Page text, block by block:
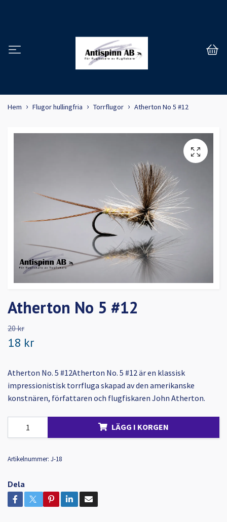
Hem Flugor hullingfria Torrflugor Atherton No 5 #12
Atherton No 5 #12
20 kr
18 kr
Atherton No. 5 #12Atherton No. 5 #12 är en klassisk
impressionistisk torrfluga skapad av den amerikanske
konstnären, författaren och flugfiskaren John Atherton.
LÄGG I KORGEN
Artikelnummer: J-18
Dela